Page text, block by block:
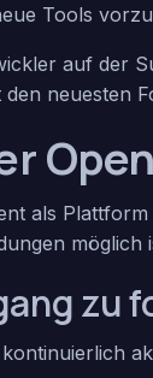
Tools
auf der
neuesten
als
zu